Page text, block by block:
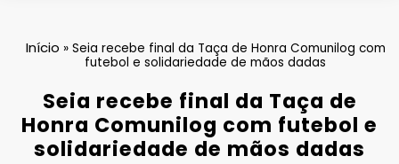
Início » Seia recebe final da Taça de Honra Comunilog com
futebol e solidariedade de mãos dadas
Seia recebe final da Taça de
Honra Comunilog com futebol e
solidariedade de mãos dadas